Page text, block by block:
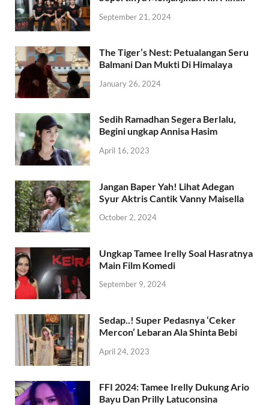
September 21, 2024
The Tiger’s Nest: Petualangan Seru
Balmani Dan Mukti Di Himalaya
January 26, 2024
Sedih Ramadhan Segera Berlalu,
Begini ungkap Annisa Hasim
April 16, 2023
Jangan Baper Yah! Lihat Adegan
Syur Aktris Cantik Vanny Maisella
October 2, 2024
Ungkap Tamee Irelly Soal Hasratnya
Main Film Komedi
September 9, 2024
Sedap..! Super Pedasnya ‘Ceker
Mercon’ Lebaran Ala Shinta Bebi
April 24, 2023
FFI 2024: Tamee Irelly Dukung Ario
Bayu Dan Prilly Latuconsina